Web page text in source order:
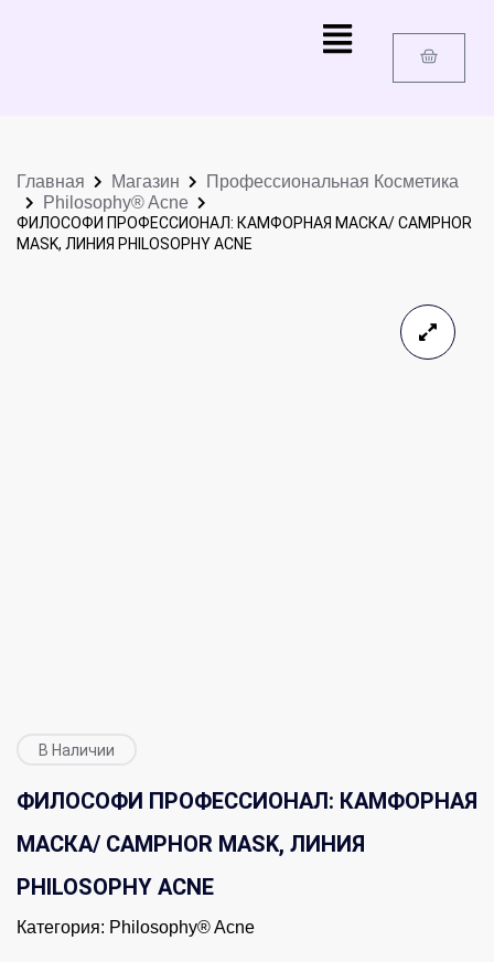
Главная Магазин
Профессиональная Косметика
Philosophy® Acne
ФИЛОСОФИ ПРОФЕССИОНАЛ: КАМФОРНАЯ МАСКА/ CAMPHOR
MASK, ЛИНИЯ PHILOSOPHY ACNE
В Наличии
ФИЛОСОФИ ПРОФЕССИОНАЛ: КАМФОРНАЯ
МАСКА/ CAMPHOR MASK, ЛИНИЯ
PHILOSOPHY ACNE
Категория: Philosophy® Acne